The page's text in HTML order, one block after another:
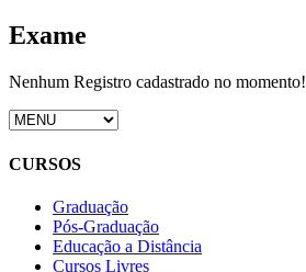
Exame
Nenhum Registro cadastrado no momento!
CURSOS
Graduação
Pós-Graduação
Educação a Distância
Cursos Livres